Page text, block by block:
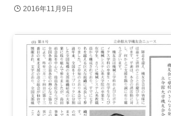
2016年11月9日